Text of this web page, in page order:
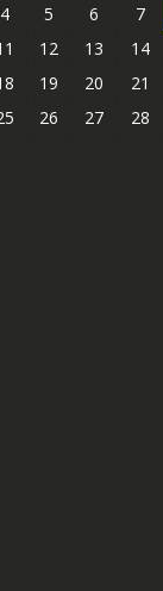
4 5 6 7
12 13 14
19 20 21
26 27 28